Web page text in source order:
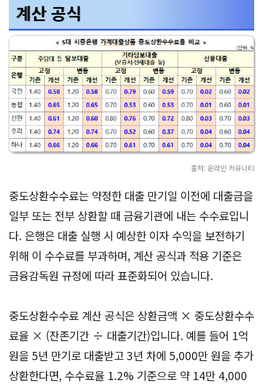
계산 공식
출처: 온라인 커뮤니티
중도상환수수료는 약정한 대출 만기일 이전에 대출금을
일부 또는 전부 상환할 때 금융기관에 내는 수수료입니
다. 은행은 대출 실행 시 예상한 이자 수익을 보전하기
위해 이 수수료를 부과하며, 계산 공식과 적용 기준은
금융감독원 규정에 따라 표준화되어 있습니다.
중도상환수수료 계산 공식은 상환금액 × 중도상환수수
료율 × (잔존기간 ÷ 대출기간)입니다. 예를 들어 1억
원을 5년 만기로 대출받고 3년 차에 5,000만 원을 추가
상환한다면, 수수료율 1.2% 기준으로 약 14만 4,000